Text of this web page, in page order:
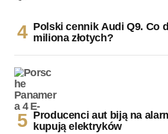
Polski cennik Audi Q9. Co
miliona złotych?
Producenci aut biją na
kupują elektryków